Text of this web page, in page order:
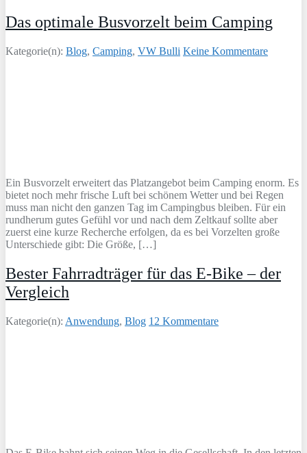
Das optimale Busvorzelt beim Camping
Kategorie(n): Blog, Camping, VW Bulli Keine Kommentare
Ein Busvorzelt erweitert das Platzangebot beim Camping enorm. Es
bietet noch mehr frische Luft bei schönem Wetter und bei Regen
muss man nicht den ganzen Tag im Campingbus bleiben. Für ein
rundherum gutes Gefühl vor und nach dem Zeltkauf sollte aber
zuerst eine kurze Recherche erfolgen, da es bei Vorzelten große
Unterschiede gibt: Die Größe, […]
Bester Fahrradträger für das E-Bike – der
Vergleich
Kategorie(n): Anwendung, Blog 12 Kommentare